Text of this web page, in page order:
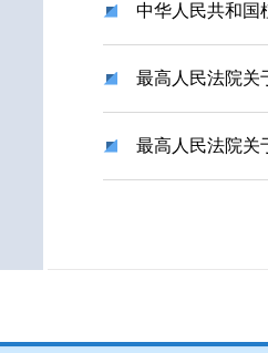
中华人民共和国
最高人民法院关
最高人民法院关